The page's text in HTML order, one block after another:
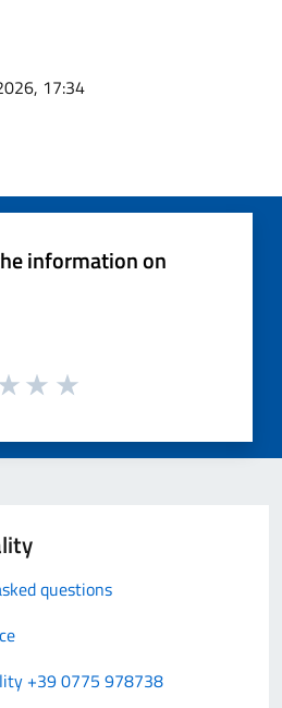
17:34
information on
questions
+39 0775 978738